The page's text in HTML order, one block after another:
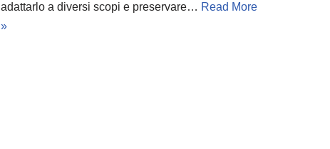
adattarlo a diversi scopi e preservare… Read More
»